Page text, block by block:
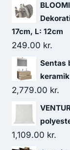
17cm, L: 12cm
249.00 kr.
Sentas
2,779.00 kr.
1,109.00 kr.